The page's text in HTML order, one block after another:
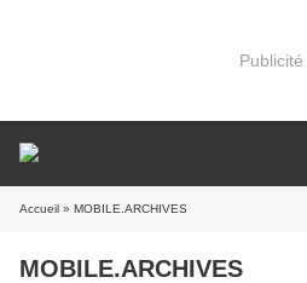
Publicité
Accueil » MOBILE.ARCHIVES
MOBILE.ARCHIVES